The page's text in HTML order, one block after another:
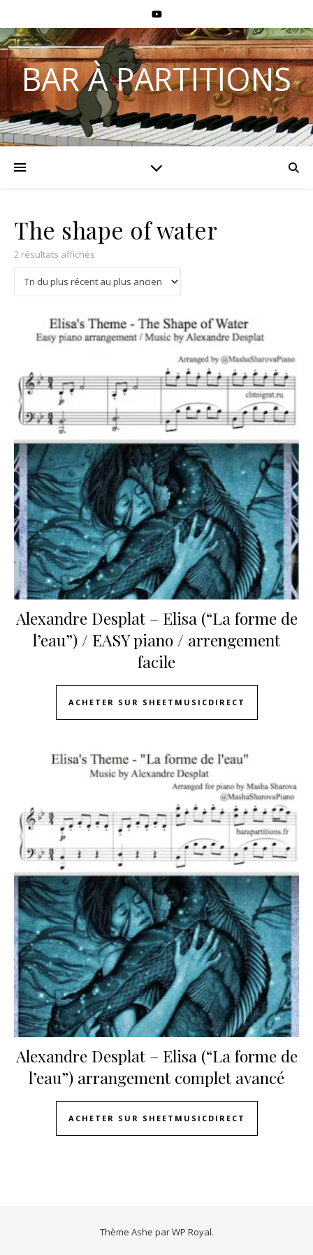
BAR À PARTITIONS
The shape of water
2 résultats affichés
Alexandre Desplat – Elisa (“La forme de
l’eau”) / EASY piano / arrengement
facile
ACHETER SUR SHEETMUSICDIRECT
Alexandre Desplat – Elisa (“La forme de
l’eau”) arrangement complet avancé
ACHETER SUR SHEETMUSICDIRECT
Thème Ashe parWP Royal.